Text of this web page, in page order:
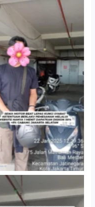
Cityplaza Jatinegara
Gedung Parkir P6A